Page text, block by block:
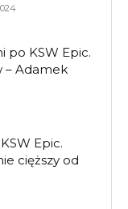
po KSW Epic.
– Adamek
Epic.
cięższy od